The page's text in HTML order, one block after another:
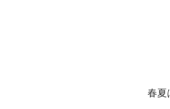
春夏